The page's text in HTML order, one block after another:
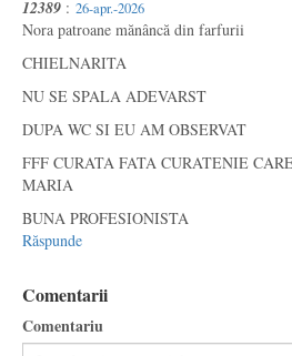
12389 : 26-apr.-2026
Nora patroane mănâncă din farfurii
CHIELNARITA
NU SE SPALA ADEVARST
DUPA WC SI EU AM OBSERVAT
FFF CURATA FATA CURATENIE
MARIA
BUNA PROFESIONISTA
Răspunde
Comentarii
Comentariu